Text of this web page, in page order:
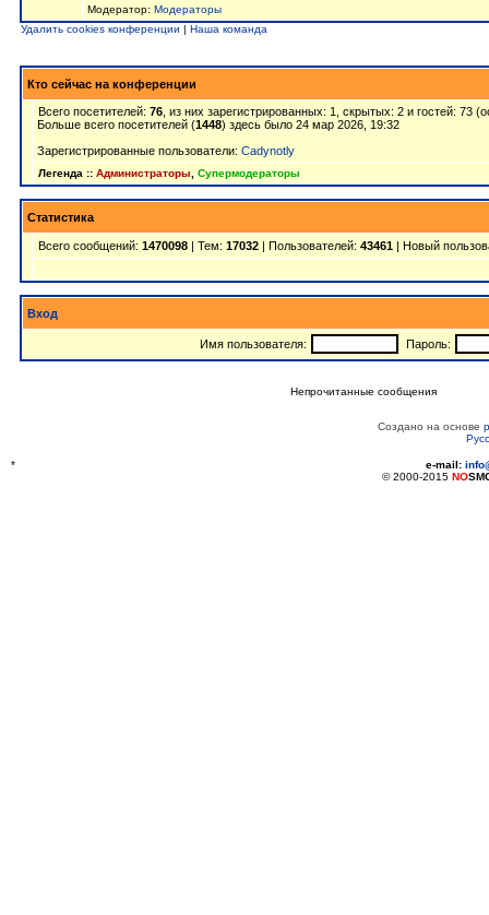
Модератор: Модераторы
Удалить cookies конференции | Наша команда
Кто сейчас на конференции
Всего посетителей: 76 , из них зарегистрированных: 1, скрытых: 2 и гостей: 73
Больше всего посетителей (1448) здесь было 24 мар 2026, 19:32
Зарегистрированные пользователи: Cadynotly
Легенда :: Администраторы Супермодераторы
Статистика
Всего сообщений: 1470098 | Тем: 17032 | Пользователей: 43461 | Новый
Вход
Имя пользователя: Пароль:
Непрочитанные сообщения
Создано на основе
* e-mail:
© 2000-2015 NO